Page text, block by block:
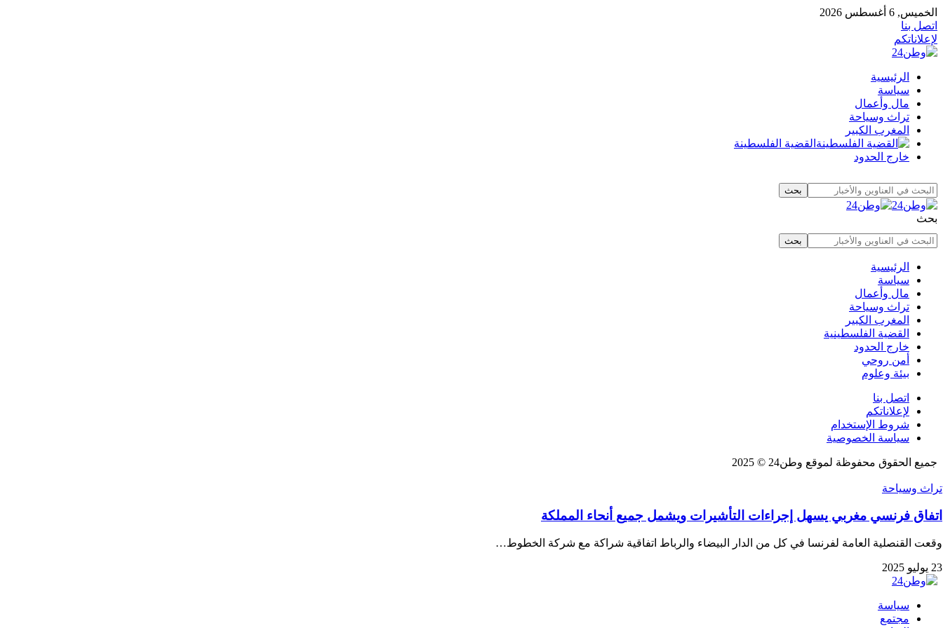
الخميس, 6 أغسطس 2026
اتصل بنا
لإعلاناتكم
الرئيسية
سياسة
مال وأعمال
تراث وسياحة
المغرب الكبير
القضية الفلسطينة
خارج الحدود
بحث
الرئيسية
سياسة
مال وأعمال
تراث وسياحة
المغرب الكبير
القضية الفلسطينية
خارج الحدود
أمن روحي
بيئة وعلوم
اتصل بنا
لإعلاناتكم
شروط الإستخدام
سياسة الخصوصية
جميع الحقوق محفوظة لموقع وطن24 © 2025
تراث وسياحة
اتفاق فرنسي مغربي يسهل إجراءات التأشيرات ويشمل جميع أنحاء المملكة
وقعت القنصلية العامة لفرنسا في كل من الدار البيضاء والرباط اتفاقية شراكة مع شركة الخطوط…
23 يوليو 2025
سياسة
مجتمع